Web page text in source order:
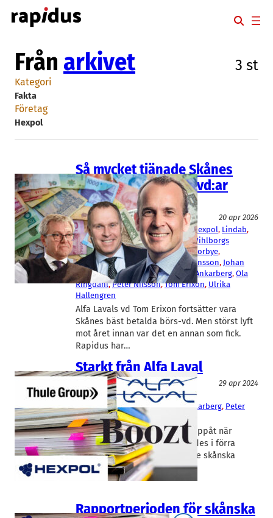
Hoppa
till
Från arkivet 3 st
Kategori
Fakta
Företag
Hexpol
Så mycket tjänade Skånes
högst betalda börs-vd:ar
2025
Fakta
20 apr 2026
AAK, Alfa Laval, Beijer Ref, Boozt, Hexpol, Lindab
Nolato, Peab, Thule, Trelleborg, Wihlborgs
Christer Wahlquist, Christopher Norbye
Hermann Haraldsson, Jesper Göransson, Johan
Westman, Klas Dahlberg, Mattias Ankarberg, Ola
Ringdahl, Peter Nilsson, Tom Erixon, Ulrika
Hallengren
Alfa Lavals vd Tom Erixon fortsätter vara
Skånes bäst betalda börs-vd. Men störst lyft
mot året innan var det en annan som fick.
Rapidus har…
Starkt från Alfa Laval
29 apr 2024
Alfa Laval, Boozt, Hexpol, Thule
Hermann Haraldsson
Mattias Ankarberg, Peter
Rosén, Tom Erixon
Alfa Lavals aktie tog ett skutt uppåt när
kvartalsrapporten presenterades i förra
veckan. Rapidus samlar upp de skånska
storbolagsrapporterna.
Rapportperioden för skånska